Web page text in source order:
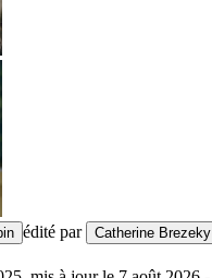
édité par Catherine Brezeky